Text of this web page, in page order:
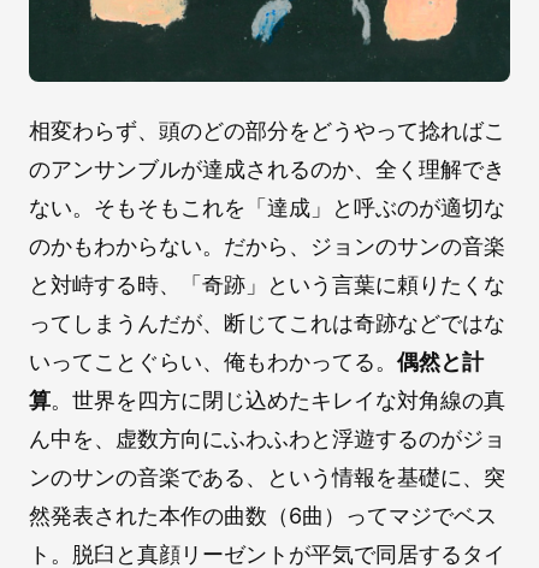
相変わらず、頭のどの部分をどうやって捻ればこ
のアンサンブルが達成されるのか、全く理解でき
ない。そもそもこれを「達成」と呼ぶのが適切な
のかもわからない。だから、ジョンのサンの音楽
と対峙する時、「奇跡」という言葉に頼りたくな
ってしまうんだが、断じてこれは奇跡などではな
いってことぐらい、俺もわかってる。 偶然と計
算。世界を四方に閉じ込めたキレイな対角線の真
ん中を、虚数方向にふわふわと浮遊するのがジョ
ンのサンの音楽である、という情報を基礎に、突
然発表された本作の曲数（6曲）ってマジでベス
ト。脱臼と真顔リーゼントが平気で同居するタイ